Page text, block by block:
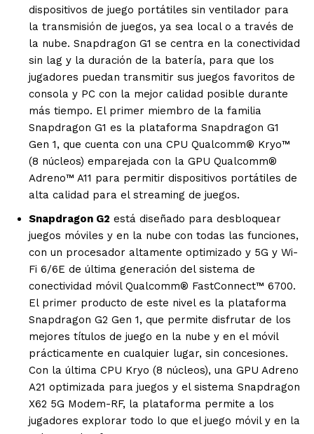
dispositivos de juego portátiles sin ventilador para
la transmisión de juegos, ya sea local o a través de
la nube. Snapdragon G1 se centra en la conectividad
sin lag y la duración de la batería, para que los
jugadores puedan transmitir sus juegos favoritos de
consola y PC con la mejor calidad posible durante
más tiempo. El primer miembro de la familia
Snapdragon G1 es la plataforma Snapdragon G1
Gen 1, que cuenta con una CPU Qualcomm® Kryo™
(8 núcleos) emparejada con la GPU Qualcomm®
Adreno™ A11 para permitir dispositivos portátiles de
alta calidad para el streaming de juegos.
Snapdragon G2 está diseñado para desbloquear
juegos móviles y en la nube con todas las funciones,
con un procesador altamente optimizado y 5G y Wi-
Fi 6/6E de última generación del sistema de
conectividad móvil Qualcomm® FastConnect™ 6700.
El primer producto de este nivel es la plataforma
Snapdragon G2 Gen 1, que permite disfrutar de los
mejores títulos de juego en la nube y en el móvil
prácticamente en cualquier lugar, sin concesiones.
Con la última CPU Kryo (8 núcleos), una GPU Adreno
A21 optimizada para juegos y el sistema Snapdragon
X62 5G Modem-RF, la plataforma permite a los
jugadores explorar todo lo que el juego móvil y en la